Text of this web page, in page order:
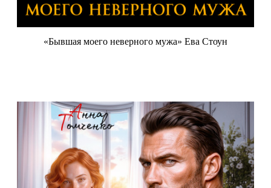
«Бывшая моего неверного мужа» Ева Стоун